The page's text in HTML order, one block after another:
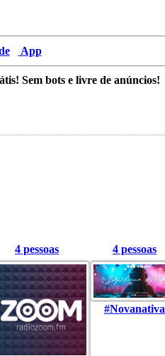
App
Sem bots e livre de anúncios!
4 pessoas 4 pessoas
#Novanativa